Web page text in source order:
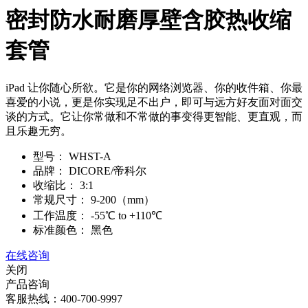
密封防水耐磨厚壁含胶热收缩
套管
iPad 让你随心所欲。它是你的网络浏览器、你的收件箱、你最
喜爱的小说，更是你实现足不出户，即可与远方好友面对面交
谈的方式。它让你常做和不常做的事变得更智能、更直观，而
且乐趣无穷。
型号：
WHST-A
品牌：
DICORE/帝科尔
收缩比：
3:1
常规尺寸：
9-200（mm）
工作温度：
-55℃ to +110℃
标准颜色：
黑色
在线咨询
关闭
产品咨询
客服热线：400-700-9997